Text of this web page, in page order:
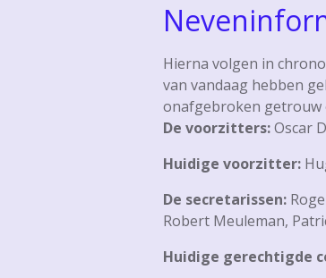
Hierna volgen in
van vandaag hebben
onafgebroken getrouw
De voorzitters:Oscar
Huidige voorzitter:
De secretarissen:
Robert Meuleman,
Huidige gerechtigde